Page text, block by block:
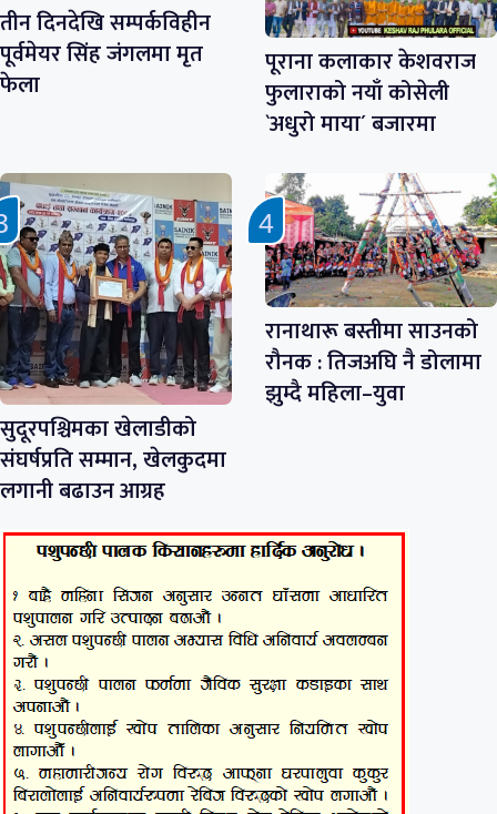
तीन दिनदेखि सम्पर्कविहीन
पूर्वमेयर सिंह जंगलमा मृत
फेला
पूराना कलाकार केशवराज
फुलाराको नयाँ कोसेली
`अधुरो माया´ बजारमा
सुदूरपश्चिमका खेलाडीको
संघर्षप्रति सम्मान, खेलकुदमा
लगानी बढाउन आग्रह
रानाथारू बस्तीमा साउनको
रौनक : तिजअघि नै डोलामा
झुम्दै महिला–युवा